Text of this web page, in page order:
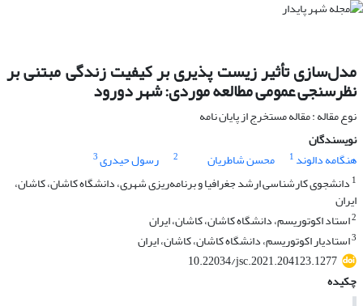
مدل‌سازی تأثیر زیست پذیری بر کیفیت زندگی مبتنی بر
نظرسنجی عمومی مطالعه موردی: شهر دورود
نوع مقاله : مقاله مستخرج از پایان نامه
نویسندگان
هنگامه دالوند 1 محسن شاطریان 2 رسول حیدری3
1 دانشجوی کارشناسی ارشد جغرافیا و برنامه‌ریزی شهری، دانشگاه کاشان، کاشان،
ایران
2استاد اکوتوریسم، دانشگاه کاشان، کاشان، ایران
3استادیار اکوتوریسم، دانشگاه کاشان، کاشان، ایران
10.22034/jsc.2021.204123.1277
چکیده